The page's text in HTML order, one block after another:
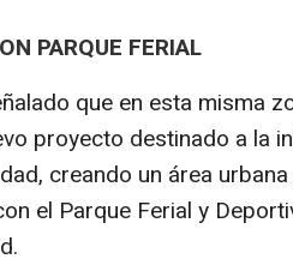
PARQUE FERIAL
que en esta misma
proyecto destinado a la
creando un área
el Parque Ferial y